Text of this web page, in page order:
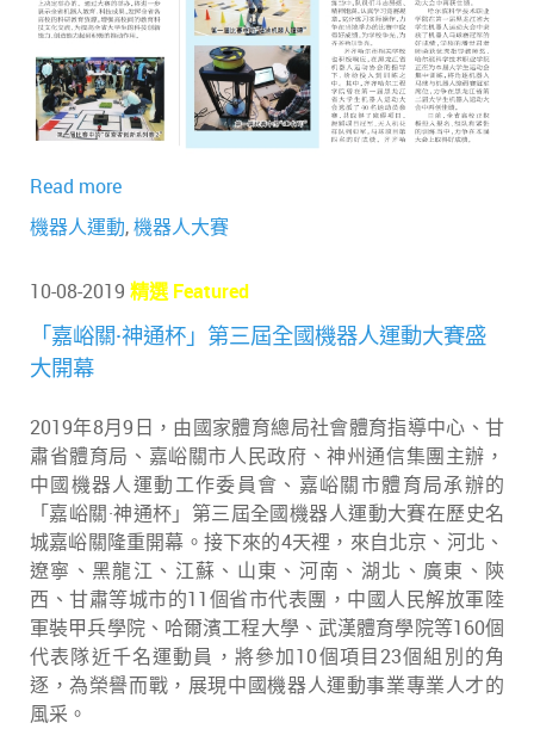
Read more
機器人運動,機器人大賽
10-08-2019 精選 Featured
「嘉峪關·神通杯」第三屆全國機器人運動大賽盛
大開幕
2019年8月9日，由國家體育總局社會體育指導中心、甘
肅省體育局、嘉峪關市人民政府、神州通信集團主辦，
中國機器人運動工作委員會、嘉峪關市體育局承辦的
「嘉峪關·神通杯」第三屆全國機器人運動大賽在歷史名
城嘉峪關隆重開幕。接下來的4天裡，來自北京、河北、
遼寧、黑龍江、江蘇、山東、河南、湖北、廣東、陝
西、甘肅等城市的11個省市代表團，中國人民解放軍陸
軍裝甲兵學院、哈爾濱工程大學、武漢體育學院等160個
代表隊近千名運動員，將參加10個項目23個組別的角
逐，為榮譽而戰，展現中國機器人運動事業專業人才的
風采。